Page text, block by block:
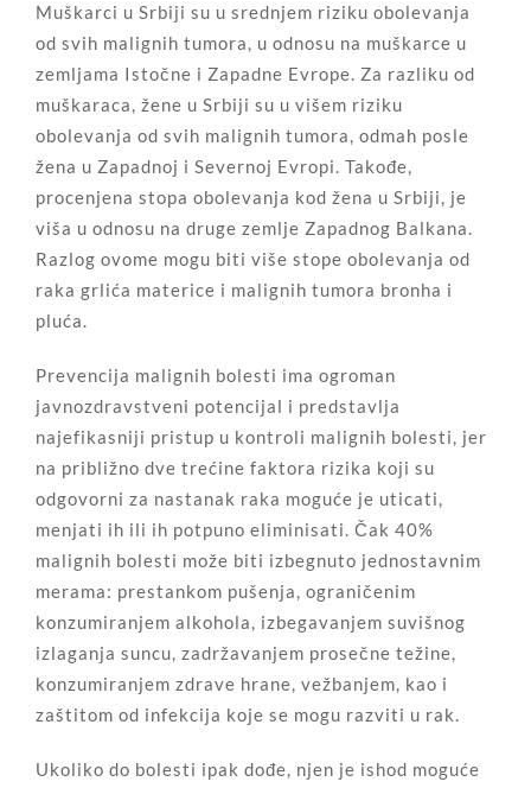
Muškarci u Srbiji su u srednjem riziku obolevanja
od svih malignih tumora, u odnosu na muškarce u
zemljama Istočne i Zapadne Evrope. Za razliku od
muškaraca, žene u Srbiji su u višem riziku
obolevanja od svih malignih tumora, odmah posle
žena u Zapadnoj i Severnoj Evropi. Takođe,
procenjena stopa obolevanja kod žena u Srbiji, je
viša u odnosu na druge zemlje Zapadnog Balkana.
Razlog ovome mogu biti više stope obolevanja od
raka grlića materice i malignih tumora bronha i
pluća.
Prevencija malignih bolesti ima ogroman
javnozdravstveni potencijal i predstavlja
najefikasniji pristup u kontroli malignih bolesti, jer
na približno dve trećine faktora rizika koji su
odgovorni za nastanak raka moguće je uticati,
menjati ih ili ih potpuno eliminisati. Čak 40%
malignih bolesti može biti izbegnuto jednostavnim
merama: prestankom pušenja, ograničenim
konzumiranjem alkohola, izbegavanjem suvišnog
izlaganja suncu, zadržavanjem prosečne težine,
konzumiranjem zdrave hrane, vežbanjem, kao i
zaštitom od infekcija koje se mogu razviti u rak.
Ukoliko do bolesti ipak dođe, njen je ishod moguće